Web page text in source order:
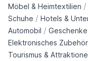
Möbel & Heimtextilien /
Schuhe / Hotels &
Automobil / Geschenke
Elektronisches Zubehör
Tourismus &